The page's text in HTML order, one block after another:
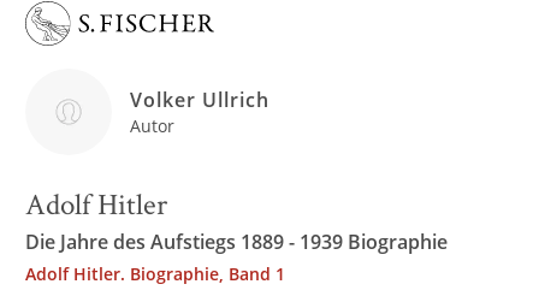
Volker Ullrich
Autor
Adolf Hitler
Die Jahre des Aufstiegs 1889 - 1939 Biographie
Adolf Hitler. Biographie, Band 1